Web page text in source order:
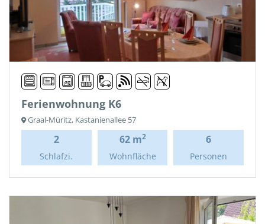
Ferienwohnung K6
Graal-Müritz, Kastanienallee 57
2
Schlafzi.
62 m2
Wohnfläche
6
Personen